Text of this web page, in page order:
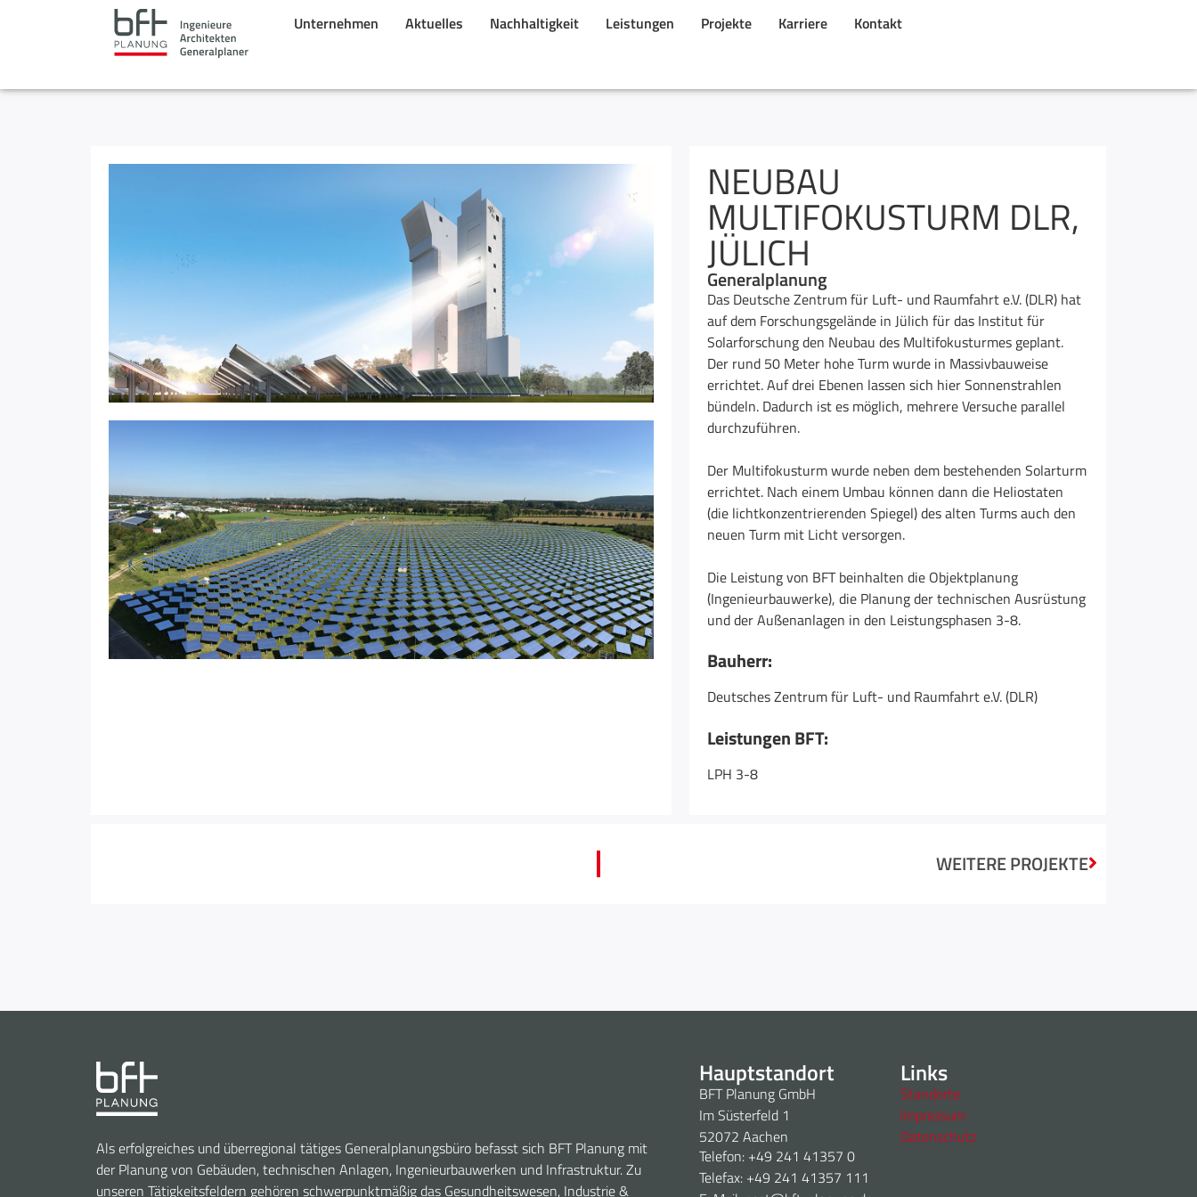
Unternehmen Aktuelles Nachhaltigkeit Leistungen Projekte Karriere Kontakt
NEUBAU
MULTIFOKUSTURM DLR,
JÜLICH
Generalplanung
Das Deutsche Zentrum für Luft- und Raumfahrt e.V. (DLR) hat
auf dem Forschungsgelände in Jülich für das Institut für
Solarforschung den Neubau des Multifokusturmes geplant.
Der rund 50 Meter hohe Turm wurde in Massivbauweise
errichtet. Auf drei Ebenen lassen sich hier Sonnenstrahlen
bündeln. Dadurch ist es möglich, mehrere Versuche parallel
durchzuführen.
Der Multifokusturm wurde neben dem bestehenden Solarturm
errichtet. Nach einem Umbau können dann die Heliostaten
(die lichtkonzentrierenden Spiegel) des alten Turms auch den
neuen Turm mit Licht versorgen.
Die Leistung von BFT beinhalten die Objektplanung
(Ingenieurbauwerke), die Planung der technischen Ausrüstung
und der Außenanlagen in den Leistungsphasen 3-8.
Bauherr:
Deutsches Zentrum für Luft- und Raumfahrt e.V. (DLR)
Leistungen BFT:
LPH 3-8
WEITERE PROJEKTE
Als erfolgreiches und überregional tätiges Generalplanungsbüro befasst sich BFT Planung mit
der Planung von Gebäuden, technischen Anlagen, Ingenieurbauwerken und Infrastruktur. Zu
unseren Tätigkeitsfeldern gehören schwerpunktmäßig das Gesundheitswesen, Industrie &
Hauptstandort
BFT Planung GmbH
Im Süsterfeld 1
52072 Aachen
Telefon: +49 241 41357 0
Telefax: +49 241 41357 111
Links
Standorte
Impressum
Datenschutz